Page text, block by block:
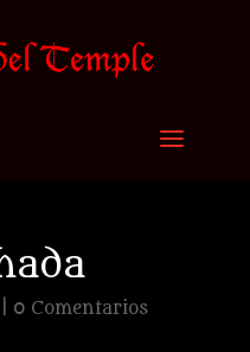
0 Comentarios